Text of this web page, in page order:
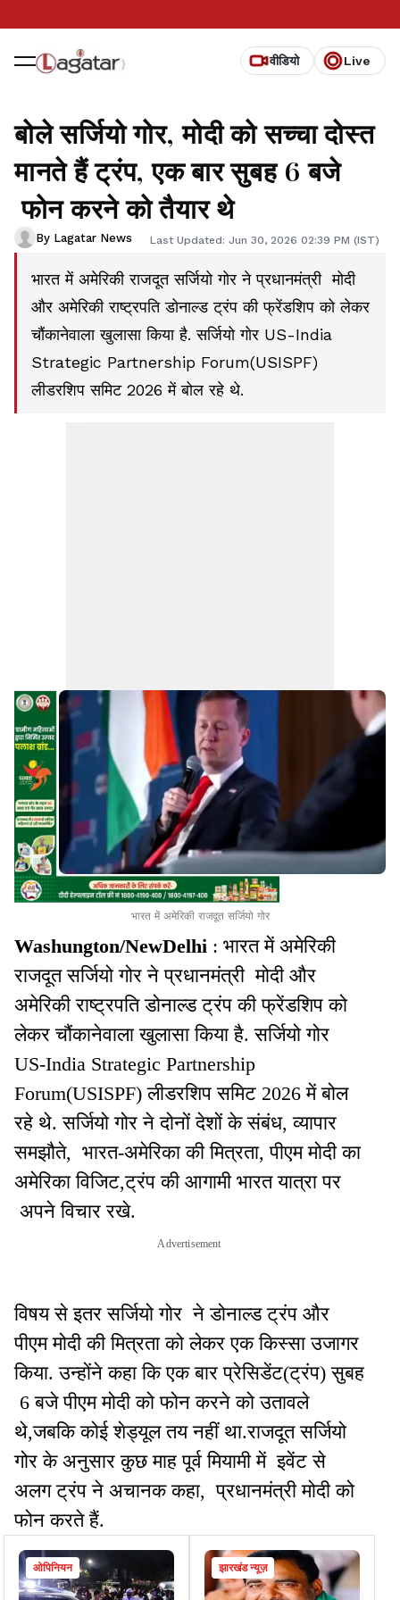
वीडियो Live
बोले सर्जियो गोर, मोदी को सच्चा दोस्त
मानते हैं ट्रंप, एक बार सुबह 6 बजे
फोन करने को तैयार थे
By Lagatar News Last Updated: Jun 30, 2026 02:39 PM (IST)
भारत में अमेरिकी राजदूत सर्जियो गोर ने प्रधानमंत्री मोदी
और अमेरिकी राष्ट्रपति डोनाल्ड ट्रंप की फ्रेंडशिप को लेकर
चौंकानेवाला खुलासा किया है. सर्जियो गोर US-India
Strategic Partnership Forum(USISPF)
लीडरशिप समिट 2026 में बोल रहे थे.
भारत में अमेरिकी राजदूत सर्जियो गोर
Washungton/NewDelhi : भारत में अमेरिकी
राजदूत सर्जियो गोर ने प्रधानमंत्री मोदी और
अमेरिकी राष्ट्रपति डोनाल्ड ट्रंप की फ्रेंडशिप को
लेकर चौंकानेवाला खुलासा किया है. सर्जियो गोर
US-India Strategic Partnership
Forum(USISPF) लीडरशिप समिट 2026 में बोल
रहे थे. सर्जियो गोर ने दोनों देशों के संबंध, व्यापार
समझौते, भारत-अमेरिका की मित्रता, पीएम मोदी का
अमेरिका विजिट,ट्रंप की आगामी भारत यात्रा पर
अपने विचार रखे.
Advertisement
विषय से इतर सर्जियो गोर ने डोनाल्ड ट्रंप और
पीएम मोदी की मित्रता को लेकर एक किस्सा उजागर
किया. उन्होंने कहा कि एक बार प्रेसिडेंट(ट्रंप) सुबह
6 बजे पीएम मोदी को फोन करने को उतावले
थे,जबकि कोई शेड्यूल तय नहीं था.राजदूत सर्जियो
गोर के अनुसार कुछ माह पूर्व मियामी में इवेंट से
अलग ट्रंप ने अचानक कहा, प्रधानमंत्री मोदी को
फोन करते हैं.
ओपिनियन झारखंड न्यूज़